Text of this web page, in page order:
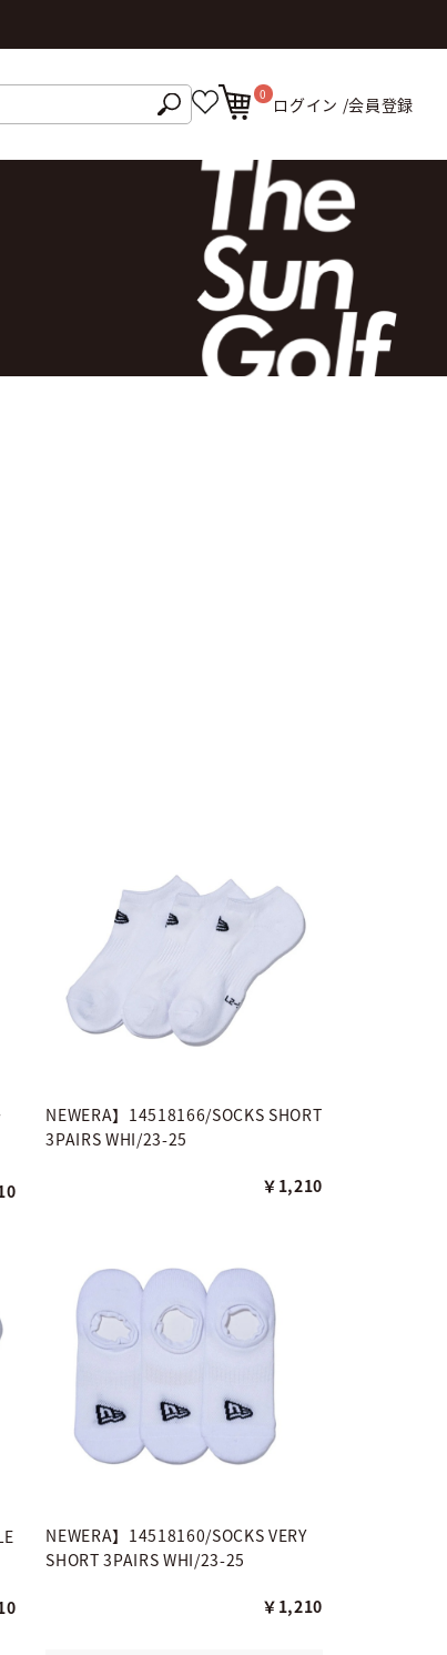
0 ログイン /会員登録
NEWERA】14518166/SOCKS SHORT
3PAIRS WHI/23-25
￥1,210
NEWERA】14518160/SOCKS VERY
SHORT 3PAIRS WHI/23-25
￥1,210